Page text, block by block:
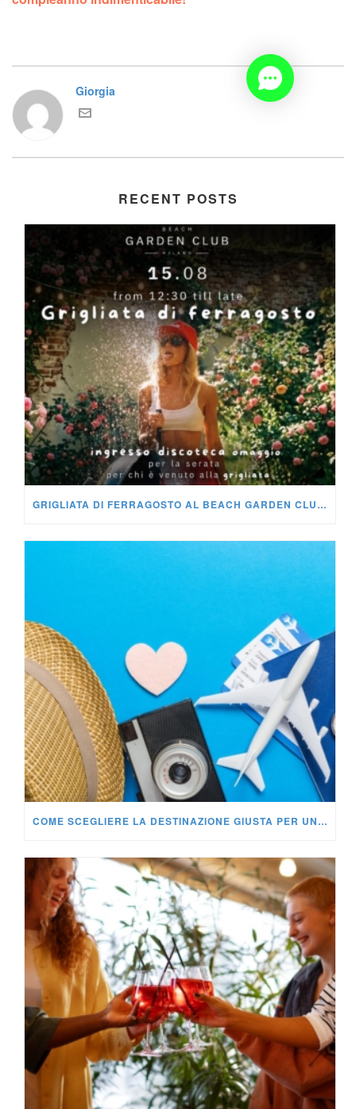
Giorgia
RECENT POSTS
GRIGLIATA DI FERRAGOSTO AL BEACH GARDEN CLUB MILANO: LA FESTA DA NON PERDERE DEL 15 AGOSTO
COME SCEGLIERE LA DESTINAZIONE GIUSTA PER UN VIAGGIO INCENTIVE AZIENDALE